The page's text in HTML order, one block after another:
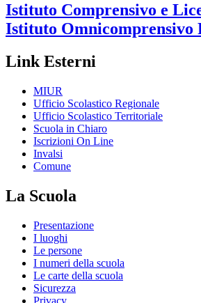
Istituto Comprensivo e
Istituto Omnicomprensivo
Link Esterni
MIUR
Ufficio Scolastico Regionale
Ufficio Scolastico Territoriale
Scuola in Chiaro
Iscrizioni On Line
Invalsi
Comune
La Scuola
Presentazione
I luoghi
Le persone
I numeri della scuola
Le carte della scuola
Sicurezza
Privacy